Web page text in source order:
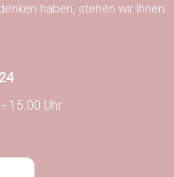
haben, stehen wir Ihnen
15.00 Uhr